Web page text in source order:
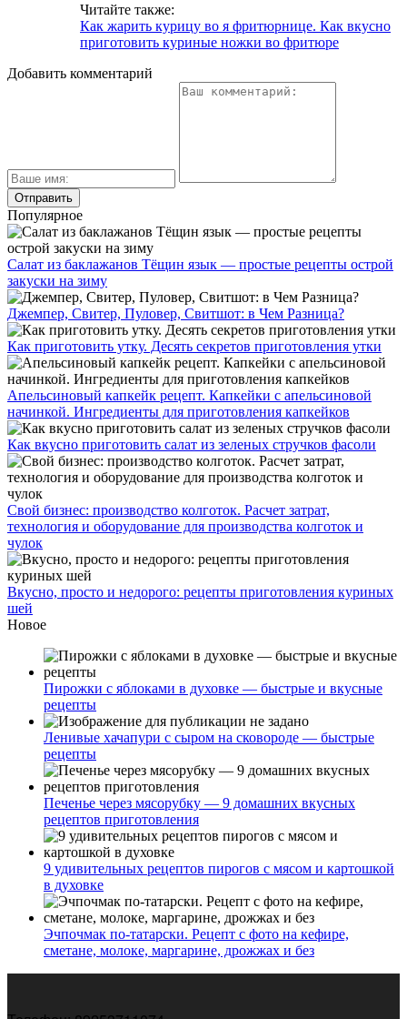
Читайте также:
Как жарить курицу во я фритюрнице. Как вкусно
приготовить куриные ножки во фритюре
Добавить комментарий
Популярное
Салат из баклажанов Тёщин язык — простые рецепты острой
закуски на зиму
Джемпер, Свитер, Пуловер, Свитшот: в Чем Разница?
Как приготовить утку. Десять секретов приготовления утки
Апельсиновый капкейк рецепт. Капкейки с апельсиновой
начинкой. Ингредиенты для приготовления капкейков
Как вкусно приготовить салат из зеленых стручков фасоли
Свой бизнес: производство колготок. Расчет затрат,
технология и оборудование для производства колготок и
чулок
Вкусно, просто и недорого: рецепты приготовления куриных
шей
Новое
Пирожки с яблоками в духовке — быстрые и вкусные
рецепты
Ленивые хачапури с сыром на сковороде — быстрые
рецепты
Печенье через мясорубку — 9 домашних вкусных
рецептов приготовления
9 удивительных рецептов пирогов с мясом и картошкой
в духовке
Эчпочмак по-татарски. Рецепт с фото на кефире,
сметане, молоке, маргарине, дрожжах и без